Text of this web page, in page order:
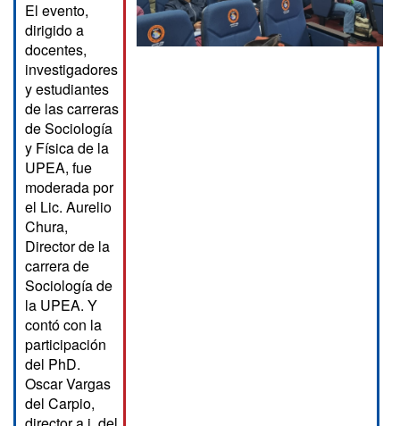
El evento,
dirigido a
docentes,
investigadores
y estudiantes
de las carreras
de Sociología
y Física de la
UPEA, fue
moderada por
el Lic. Aurelio
Chura,
Director de la
carrera de
Sociología de
la UPEA. Y
contó con la
participación
del PhD.
Oscar Vargas
del Carpio,